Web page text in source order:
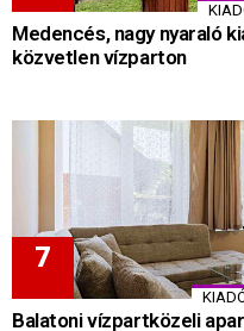
Medencés, nagy nyaraló
közvetlen vízparton
Balatoni vízpartközeli